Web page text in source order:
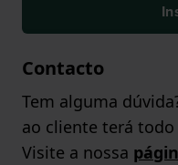
Contacto
Tem alguma
ao cliente terá
Visite a nossa